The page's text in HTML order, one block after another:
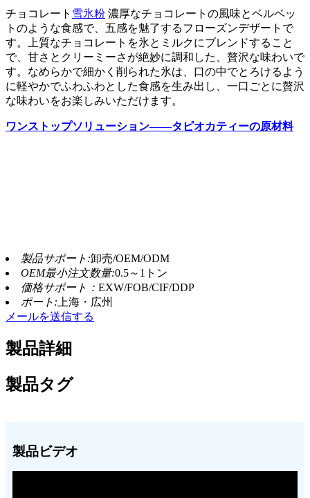
チョコレート 雪氷粉 濃厚なチョコレートの風味とベルベッ
トのような食感で、五感を魅了するフローズンデザートで
す。上質なチョコレートを氷とミルクにブレンドすること
で、甘さとクリーミーさが絶妙に調和した、贅沢な味わいで
す。なめらかで細かく削られた氷は、口の中でとろけるよう
に軽やかでふわふわとした食感を生み出し、一口ごとに贅沢
な味わいをお楽しみいただけます。
ワンストップソリューション——タピオカティーの原材料
製品サポート:卸売/OEM/ODM
OEM最小注文数量:0.5～1トン
価格サポート： EXW/FOB/CIF/DDP
ポート: 上海・広州
メールを送信する
製品詳細
製品タグ
製品ビデオ